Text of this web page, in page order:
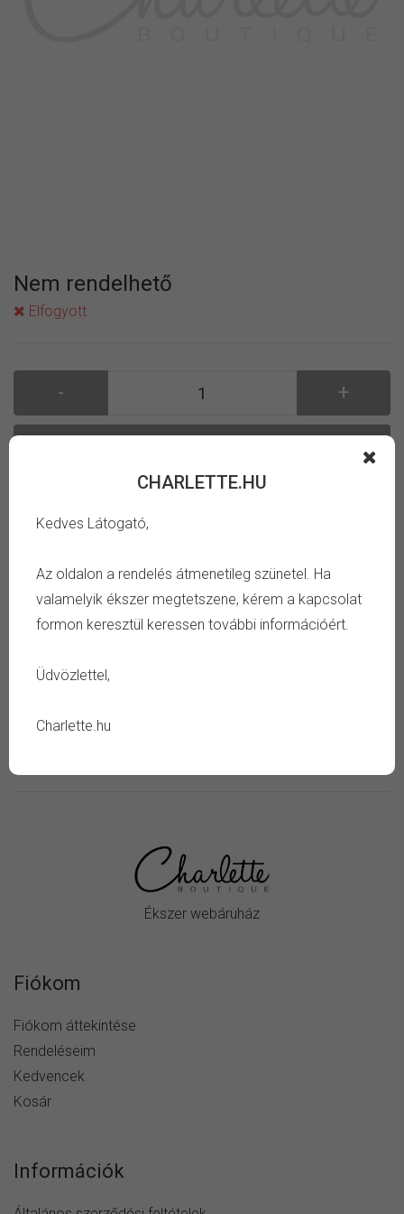
CHARLETTE.HU
Kedves Látogató,
Az oldalon a rendelés átmenetileg szünetel. Ha
valamelyik ékszer megtetszene, kérem a kapcsolat
formon keresztül keressen további információért.
Üdvözlettel,
Charlette.hu
Nem rendelhető
Elfogyott
Kategória:
Megosztás:
Értékelés: Megvásároltad?Lépj be az értékeléshez.
Ékszer webáruház
Fiókom
Fiókom áttekintése
Rendeléseim
Kedvencek
Kosár
Információk